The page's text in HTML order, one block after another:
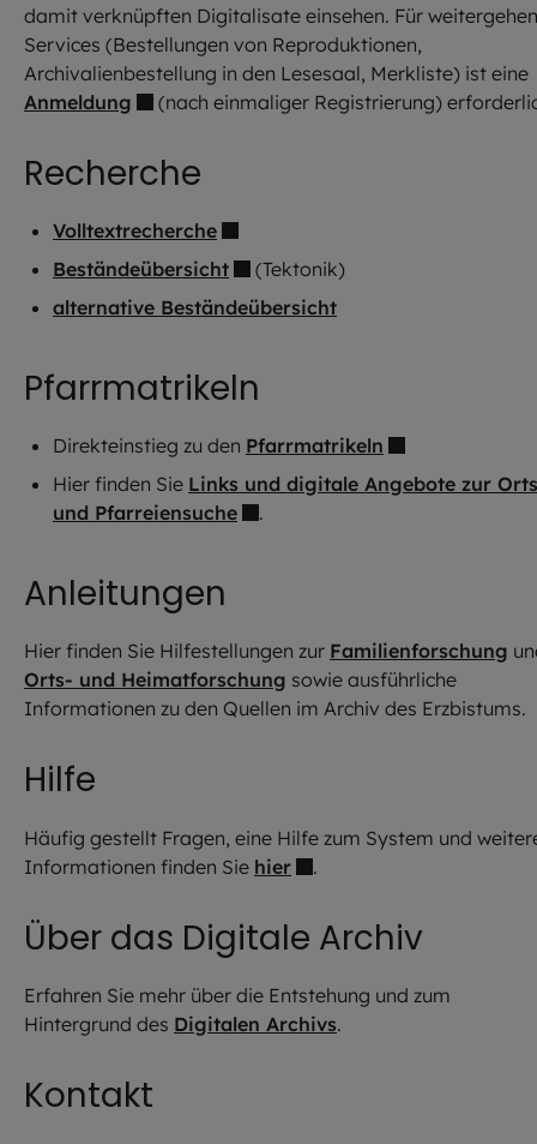
damit verknüpften Digitalisate einsehen. Für
Services (Bestellungen von Reproduktionen,
Archivalienbestellung in den Lesesaal, Merkliste) ist eine
Anmeldung
(nach einmaliger Registrierung)
Recherche
Volltextrecherche
Beständeübersicht
(Tektonik)
alternative Beständeübersicht
Pfarrmatrikeln
Direkteinstieg zu den Pfarrmatrikeln
Hier finden Sie Links und digitale Angebote zur
und Pfarreiensuche
.
Anleitungen
Hier finden Sie Hilfestellungen zur Familienforschung
Orts- und Heimatforschung sowie ausführliche
Informationen zu den Quellen im Archiv des Erzbistums.
Hilfe
Häufig gestellt Fragen, eine Hilfe zum System und
Informationen finden Sie hier .
Über das Digitale Archiv
Erfahren Sie mehr über die Entstehung und zum
Hintergrund des Digitalen Archivs.
Kontakt